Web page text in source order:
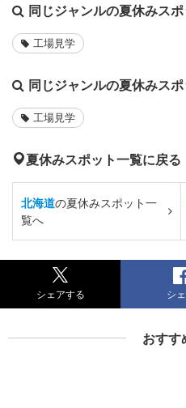
同じジャンルの夏休みスポ
工場見学
同じジャンルの夏休みスポ
工場見学
夏休みスポット一覧に戻る
北海道の夏休みスポット一
覧へ
シェアする シ
おすす